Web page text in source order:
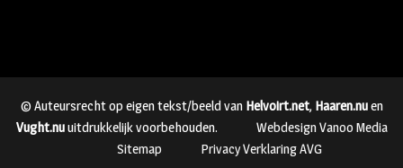
© Auteursrecht op eigen tekst/beeld van Helvoirt.net, Haaren.nuen
Vught.nuuitdrukkelijk voorbehouden.
Webdesign Vanoo Media
Sitemap
Privacy Verklaring AVG